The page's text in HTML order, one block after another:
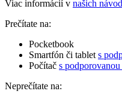
Viac informácií v našich
Prečítate na:
Pocketbook
Smartfón či tablet s
Počítač s
Neprečítate na: